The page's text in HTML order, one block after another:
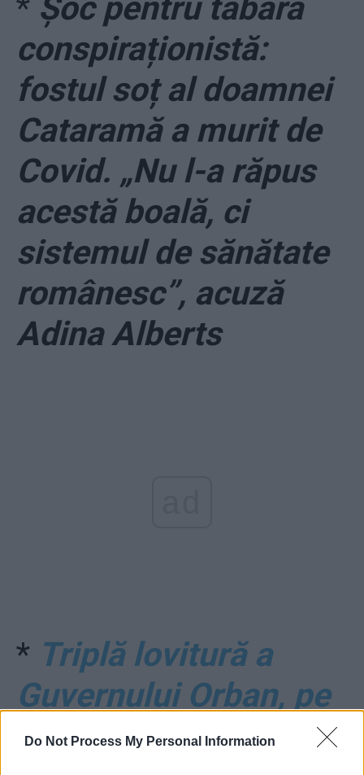
Do Not Process My Personal Information
* Șoc pentru tabăra
conspiraționistă:
fostul soț al doamnei
Cataramă a murit de
Covid. „Nu l-a răpus
acestă boală, ci
sistemul de sănătate
românesc”, acuză
Adina Alberts
* Triplă lovitură a
Guvernului Orban, pe
relația SUA: